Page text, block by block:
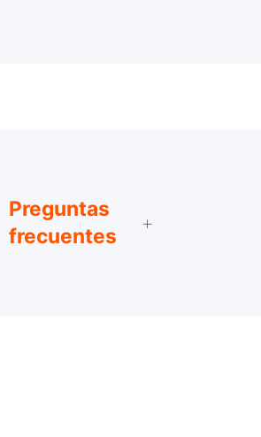
Preguntas
frecuentes